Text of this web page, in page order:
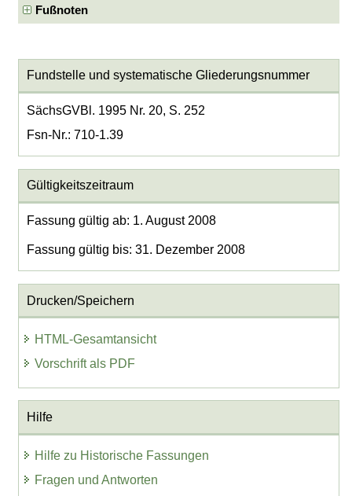
Fußnoten
Fundstelle und systematische Gliederungsnummer
SächsGVBl. 1995 Nr. 20, S. 252
Fsn-Nr.: 710-1.39
Gültigkeitszeitraum
Fassung gültig ab: 1. August 2008
Fassung gültig bis: 31. Dezember 2008
Drucken/Speichern
HTML-Gesamtansicht
Vorschrift als PDF
Hilfe
Hilfe zu Historische Fassungen
Fragen und Antworten